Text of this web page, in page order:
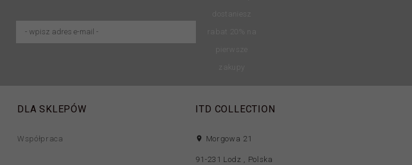
dostaniesz
rabat 20% na
pierwsze
zakupy
DLA SKLEPÓW
Współpraca
ITD COLLECTION
Morgowa 21
91-231 Lodz , Polska